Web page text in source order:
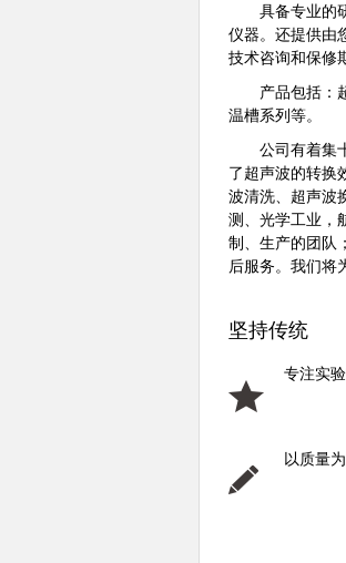
具备专业的研
仪器。还提供由
技术咨询和保修
产品包括：超
温槽系列等。
公司有着集十
了超声波的转换
波清洗、超声波
测、光学工业，
制、生产的团队
后服务。我们将
坚持传统
专注实
以质量